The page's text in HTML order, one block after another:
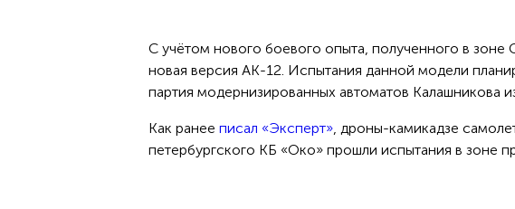
С учётом нового боевого опыта, полученного в
новая версия АК-12. Испытания данной модели
партия модернизированных автоматов Калашникова
Как ранее писал «Эксперт» , дроны-камикадзе
петербургского КБ «Око» прошли испытания в зоне